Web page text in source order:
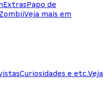
ExtrasPapo de
Veja mais em
Curiosidades e etc.Veja